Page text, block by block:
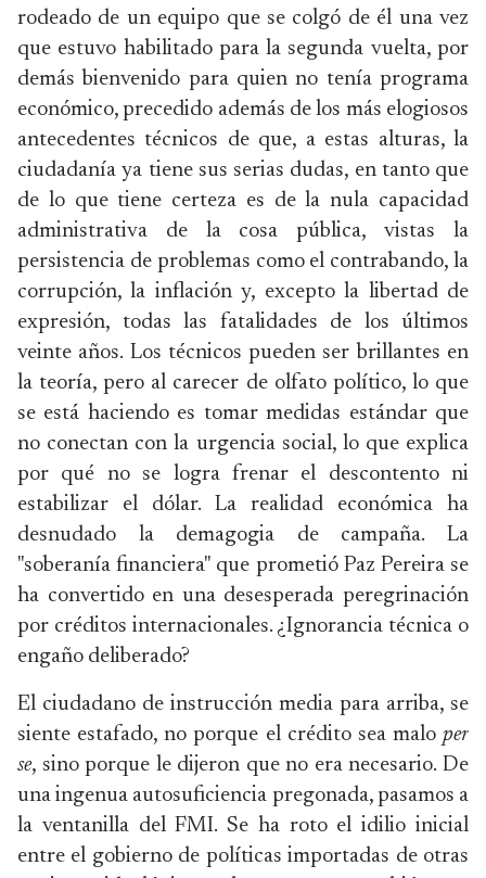
rodeado de un equipo que se colgó de él una vez
que estuvo habilitado para la segunda vuelta, por
demás bienvenido para quien no tenía programa
económico, precedido además de los más elogiosos
antecedentes técnicos de que, a estas alturas, la
ciudadanía ya tiene sus serias dudas, en tanto que
de lo que tiene certeza es de la nula capacidad
administrativa de la cosa pública, vistas la
persistencia de problemas como el contrabando, la
corrupción, la inflación y, excepto la libertad de
expresión, todas las fatalidades de los últimos
veinte años. Los técnicos pueden ser brillantes en
la teoría, pero al carecer de olfato político, lo que
se está haciendo es tomar medidas estándar que
no conectan con la urgencia social, lo que explica
por qué no se logra frenar el descontento ni
estabilizar el dólar. La realidad económica ha
desnudado la demagogia de campaña. La
"soberanía financiera" que prometió Paz Pereira se
ha convertido en una desesperada peregrinación
por créditos internacionales. ¿Ignorancia técnica o
engaño deliberado?
El ciudadano de instrucción media para arriba, se
siente estafado, no porque el crédito sea malo per
se, sino porque le dijeron que no era necesario. De
una ingenua autosuficiencia pregonada, pasamos a
la ventanilla del FMI. Se ha roto el idilio inicial
entre el gobierno de políticas importadas de otras